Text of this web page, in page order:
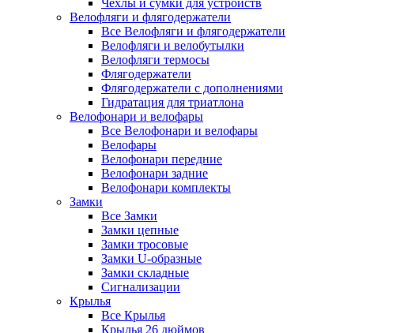
Чехлы и сумки для устройств
Велофляги и флягодержатели
Все Велофляги и флягодержатели
Велофляги и велобутылки
Велофляги термосы
Флягодержатели
Флягодержатели с дополнениями
Гидратация для триатлона
Велофонари и велофары
Все Велофонари и велофары
Велофары
Велофонари передние
Велофонари задние
Велофонари комплекты
Замки
Все Замки
Замки цепные
Замки тросовые
Замки U-образные
Замки складные
Сигнализации
Крылья
Все Крылья
Крылья 26 дюймов